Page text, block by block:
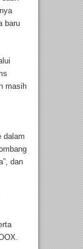
baru
masih
dalam
dan